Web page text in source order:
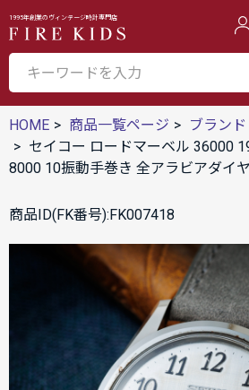
1995年創業のヴィンテージ時計専門店
HOME 商品一覧ページ ブランド
セイコー ロードマーベル 36000
8000 10振動手巻き 全アラビアダイ
商品ID(FK番号):FK007418